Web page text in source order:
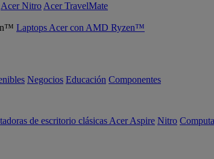
Acer Nitro Acer TravelMate
Laptops Acer con AMD Ryzen™
Negocios Educación Componentes
de escritorio clásicas Acer Aspire Nitro